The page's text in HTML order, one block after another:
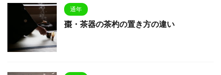
通年
棗・茶器の茶杓の置き方の違い